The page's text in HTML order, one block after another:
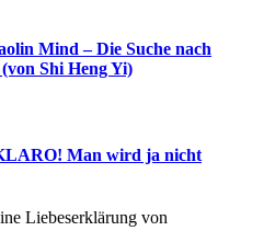
Mind – Die Suche nach
Shi Heng Yi)
Man wird ja nicht